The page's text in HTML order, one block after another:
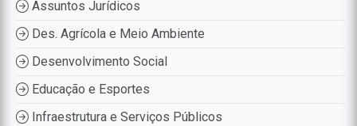
Assuntos Jurídicos
Des. Agrícola e Meio Ambiente
Desenvolvimento Social
Educação e Esportes
Infraestrutura e Serviços Públicos